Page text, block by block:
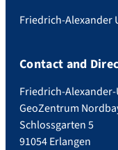
Friedrich-Alexander
Contact and
Friedrich-
GeoZentrum
Schlossgarten 5
91054 Erlangen